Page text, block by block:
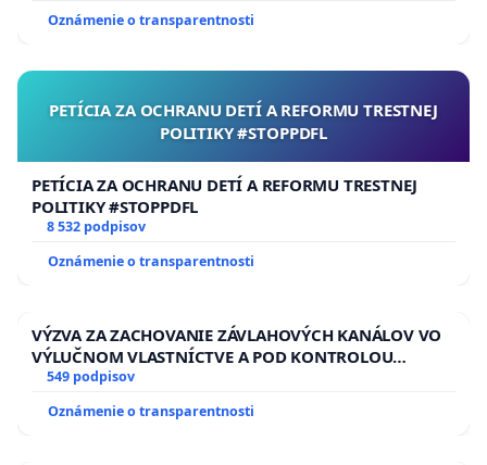
Oznámenie o transparentnosti
PETÍCIA ZA OCHRANU DETÍ A REFORMU TRESTNEJ
POLITIKY #STOPPDFL
PETÍCIA ZA OCHRANU DETÍ A REFORMU TRESTNEJ
POLITIKY #STOPPDFL
8 532 podpisov
Oznámenie o transparentnosti
VÝZVA ZA ZACHOVANIE ZÁVLAHOVÝCH KANÁLOV VO
VÝLUČNOM VLASTNÍCTVE A POD KONTROLOU
SLOVENSKEJ REPUBLIKY & žiadosť na riešenie
kanálov na Slovensku
549 podpisov
Oznámenie o transparentnosti